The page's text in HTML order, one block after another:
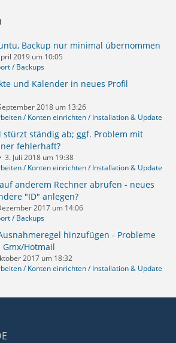
Backup nur minimal übernommen
2019 um 10:05
/ Backups
und Kalender in neues Profil
2018 um 13:26
/ Konten einrichten / Installation & Update
ständig ab; ggf. Problem mit
fehlerhaft?
3. Juli 2018 um 19:38
/ Konten einrichten / Installation & Update
anderem Rechner abrufen - neues
"ID" anlegen?
2017 um 14:06
/ Backups
hinzufügen - Probleme
Hotmail
2017 um 18:32
/ Konten einrichten / Installation & Update